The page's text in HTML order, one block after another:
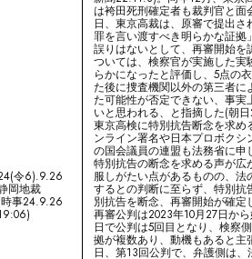
令6).9.26
岡地裁
事24.9.26
は袴田死刑確定者も裁判官と面
日、東京高裁は、原審で提出さ
罪を言い渡すべき明らかな証拠
誤りはないとして、再審開始を
ついては、検察官が実施した実
らかになったと評価し、5点の
た後に捜査機関以外の第三者に
た可能性が否定できない、事実
いと思われる、と指摘した(朝
東京高検に特別抗告断念を求め
ンライン署名や日本プロボクシ
の国会議員の連盟も法務省に申
特別抗告の断念を求める声が広
服しがたい点があるものの、法
するとの判断に至らず、特別抗
別抗告を断念、再審開始が確定
再審公判は2023年10月27日か
日で公判は5回目となり、検察
拠が複数あり、動機もあると主
日、第13回公判で、弁護側は、